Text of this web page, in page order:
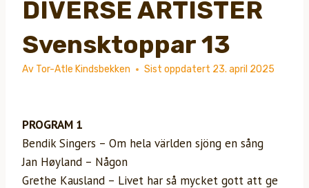
DIVERSE ARTISTER
Svensktoppar 13
Av Tor-Atle Kindsbekken Sist oppdatert 23. april 2025
PROGRAM 1
Bendik Singers – Om hela världen sjöng en sång
Jan Høyland – Någon
Grethe Kausland – Livet har så mycket gott att ge